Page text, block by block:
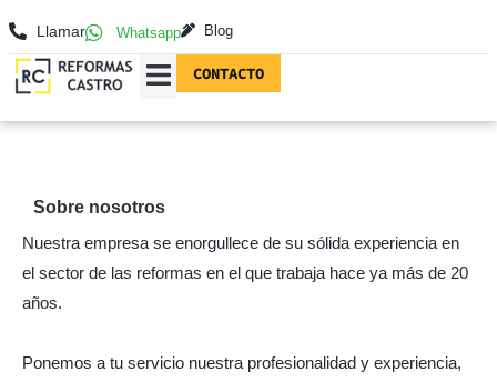
CONTACTO
Llamar Whatsapp Blog
Sobre nosotros
Nuestra empresa se enorgullece de su sólida experiencia en
el sector de las reformas en el que trabaja hace ya más de 20
años.
Ponemos a tu servicio nuestra profesionalidad y experiencia,